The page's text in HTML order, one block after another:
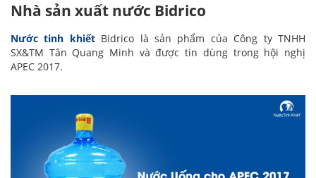
Nhà sản xuất nước Bidrico
Nước tinh khiếtBidrico là sản phẩm của Công ty TNHH
SX&TM Tân Quang Minh và được tin dùng trong hội nghị
APEC 2017.